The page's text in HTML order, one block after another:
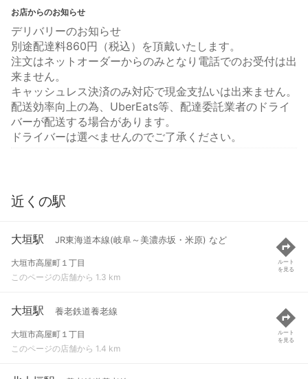
お店からのお知らせ
デリバリーのお知らせ
別途配達料860円（税込）を頂戴いたします。
注文はネットオーダーからのみとなり電話でのお受付は出
来ません。
キャッシュレス決済のみ対応で現金支払いは出来ません。
配送効率向上の為、UberEats等、配達委託業者のドライ
バーが配送する場合があります。
ドライバーは選べませんのでご了承ください。
近くの駅
大垣駅 JR東海道本線(岐阜～美濃赤坂・米原) など
大垣市高屋町１丁目
このページの店舗から 1.3 km
ルート
を見る
大垣駅 養老鉄道養老線
大垣市高屋町１丁目
このページの店舗から 1.4 km
ルート
を見る